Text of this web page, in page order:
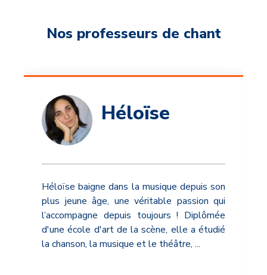
Nos professeurs de chant
Héloïse
Héloïse baigne dans la musique depuis son
plus jeune âge, une véritable passion qui
l’accompagne depuis toujours ! Diplômée
d'une école d'art de la scène, elle a étudié
la chanson, la musique et le théâtre, ...